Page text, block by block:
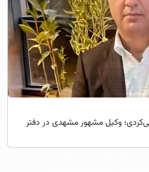
وکیل مشهور مشهدی در دفتر